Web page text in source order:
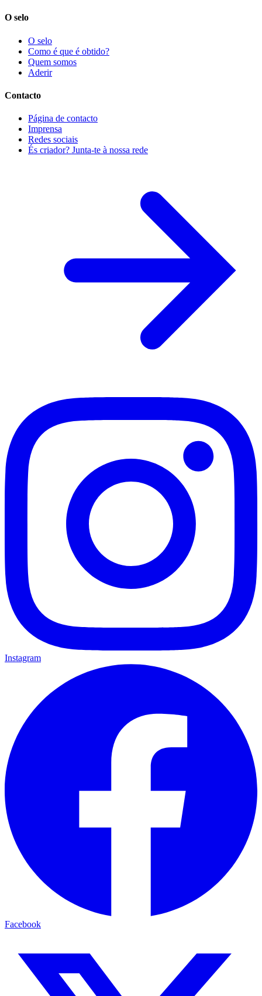
O selo
O selo
Como é que é obtido?
Quem somos
Aderir
Contacto
Página de contacto
Imprensa
Redes sociais
És criador? Junta-te à nossa rede
Instagram
Facebook